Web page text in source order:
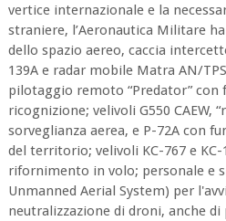
vertice internazionale e la
straniere, l’Aeronautica Militare
dello spazio aereo, caccia
139A e radar mobile Matra AN/
pilotaggio remoto “Predator” con
ricognizione; velivoli G550 CAEW,
sorveglianza aerea, e P-72A con
del territorio; velivoli KC-767 e
rifornimento in volo; personale e
Unmanned Aerial System) per
neutralizzazione di droni, anche